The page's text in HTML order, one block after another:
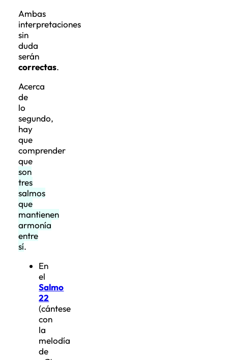
Ambas
interpretaciones
sin
duda
serán
correctas.
Acerca
de
lo
segundo,
hay
que
comprender
que
son
tres
salmos
que
mantienen
armonía
entre
sí.
En
el
Salmo
22
(cántese
con
la
melodía
de